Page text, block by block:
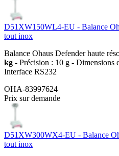
D51XW150WL4-EU - Balance
tout inox
Balance Ohaus Defender haute
kg - Précision : 10 g - Dimensions
Interface RS232
OHA-83997624
Prix sur demande
D51XW300WX4-EU - Balance
tout inox